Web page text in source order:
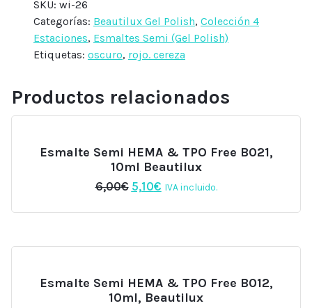
SKU: wi-26
Categorías: Beautilux Gel Polish, Colección 4
Estaciones, Esmaltes Semi (Gel Polish)
Etiquetas: oscuro, rojo. cereza
Productos relacionados
Esmalte Semi HEMA & TPO Free B021,
10ml Beautilux
6,00€ El
original
5,10€El
actual
IVA incluido.
Esmalte Semi HEMA & TPO Free B012,
10ml, Beautilux